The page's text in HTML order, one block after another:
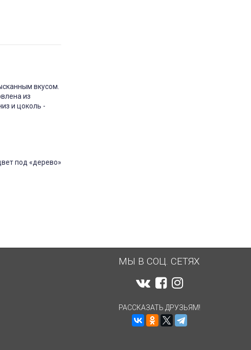
вкусом.
из
и цоколь -
под «дерево»
МЫ В СОЦ. СЕТЯХ
РАССКАЗАТЬ ДРУЗЬЯМ!